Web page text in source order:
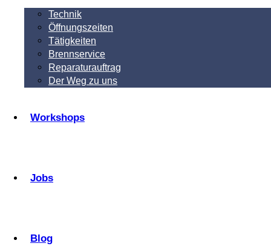
Technik
Öffnungszeiten
Tätigkeiten
Brennservice
Reparaturauftrag
Der Weg zu uns
Workshops
Jobs
Blog